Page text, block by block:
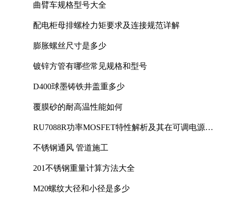
曲臂车规格型号大全
配电柜母排螺栓力矩要求及连接规范详解
膨胀螺丝尺寸是多少
镀锌方管有哪些常见规格和型号
D400球墨铸铁井盖重多少
覆膜砂的耐高温性能如何
RU7088R功率MOSFET特性解析及其在可调电源设
不锈钢通风 管道施工
201不锈钢重量计算方法大全
M20螺纹大径和小径是多少